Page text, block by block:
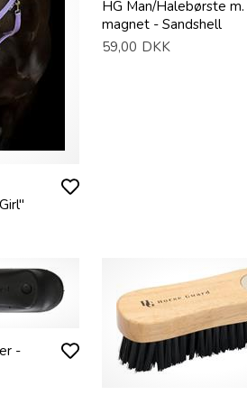
HG Man/Halebørste m.
magnet - Sandshell
59,00 DKK
-